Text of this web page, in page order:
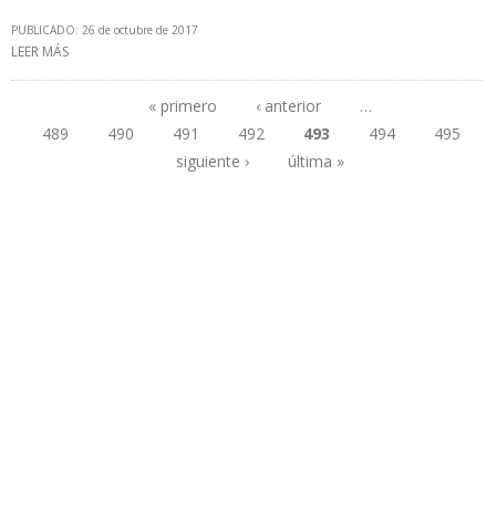
PUBLICADO: 26 de octubre de 2017
LEER MÁS
Páginas
« primero ‹ anterior
…
489
490 491 492 493 494
495
siguiente ›
última »